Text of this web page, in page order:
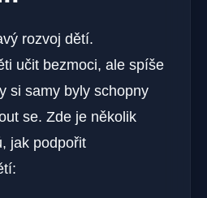
rozvoj dětí.
učit bezmoci, ale spíše
si samy byly schopny
se. Zde je několik
jak podpořit